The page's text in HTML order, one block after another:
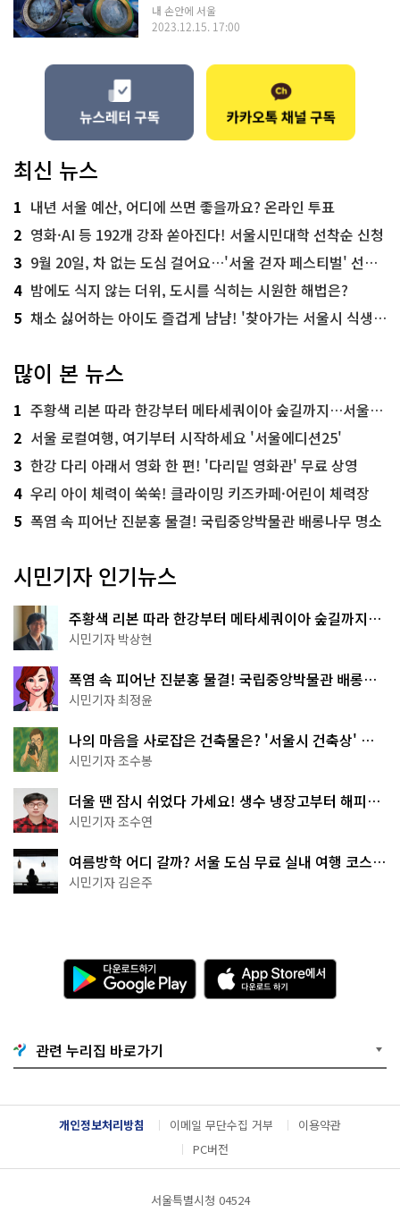
내 손안에 서울
2023.12.15. 17:00
최신 뉴스
1 내년 서울 예산, 어디에 쓰면 좋을까요? 온라인 투표
2 영화·AI 등 192개 강좌 쏟아진다! 서울시민대학 선착순 신청
3 9월 20일, 차 없는 도심 걸어요…'서울 걷자 페스티벌' 선착순 5천명
4 밤에도 식지 않는 더위, 도시를 식히는 시원한 해법은?
5 채소 싫어하는 아이도 즐겁게 냠냠! '찾아가는 서울시 식생활 교육' 현장
많이 본 뉴스
1 주황색 리본 따라 한강부터 메타세쿼이아 숲길까지…서울둘레길 15코스
2 서울 로컬여행, 여기부터 시작하세요 '서울에디션25'
3 한강 다리 아래서 영화 한 편! '다리밑 영화관' 무료 상영
4 우리 아이 체력이 쑥쑥! 클라이밍 키즈카페·어린이 체력장
5 폭염 속 피어난 진분홍 물결! 국립중앙박물관 배롱나무 명소
시민기자 인기뉴스
주황색 리본 따라 한강부터 메타세쿼이아 숲길까지…
서울둘레길 15코스
시민기자 박상현
폭염 속 피어난 진분홍 물결! 국립중앙박물관 배롱나
무 명소
시민기자 최정윤
나의 마음을 사로잡은 건축물은? '서울시 건축상' 수
상작 공개!
시민기자 조수봉
더울 땐 잠시 쉬었다 가세요! 생수 냉장고부터 해피소
·무더위쉼터까지
시민기자 조수연
여름방학 어디 갈까? 서울 도심 무료 실내 여행 코스
추천
시민기자 김은주
다
운
로
기
G
o
g
l
e
l
A
p
p
e
서
다
운
드
관련 누리집 바로가기
개인정보처리방침 이메일 무단수집 거부
이용약관
PC버전
서울특별시청 04524